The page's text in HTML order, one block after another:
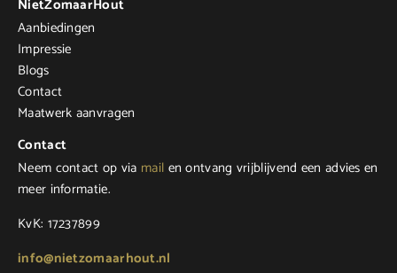
NietZomaarHout
Aanbiedingen
Impressie
Blogs
Contact
Maatwerk aanvragen
Contact
Neem contact op via mail en ontvang vrijblijvend een advies en
meer informatie.
KvK: 17237899
info@nietzomaarhout.nl